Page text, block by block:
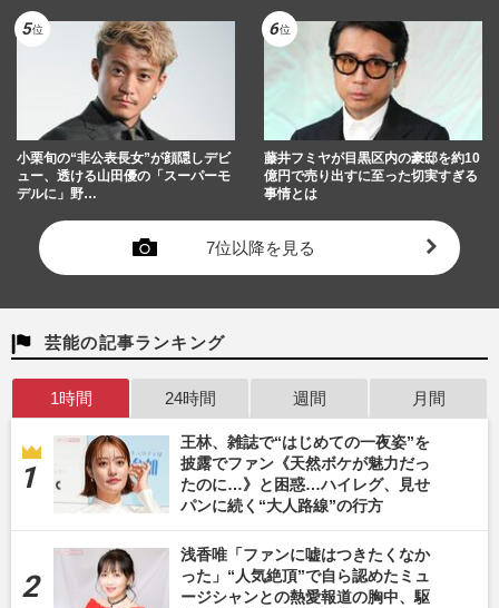
小栗旬の“非公表長女”が顔隠しデビ
ュー、透ける山田優の「スーパーモ
デルに」野…
藤井フミヤが目黒区内の豪邸を約10
億円で売り出すに至った切実すぎる
事情とは
7位以降を見る
芸能の記事ランキング
1時間 24時間 週間 月間
王林、雑誌で“はじめての一夜姿”を
披露でファン《天然ボケが魅力だっ
たのに…》と困惑…ハイレグ、見せ
パンに続く“大人路線”の行方
浅香唯「ファンに嘘はつきたくなか
った」“人気絶頂”で自ら認めたミュ
ージシャンとの熱愛報道の胸中、駆